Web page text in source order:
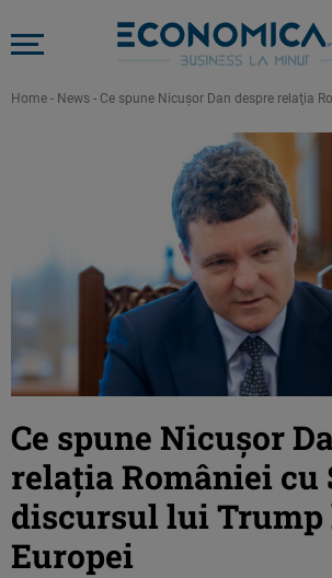
Home - News - Ce spune Nicușor Dan despre relaţia
Ce spune Nicușor
relaţia României cu
discursul lui Trump
Europei